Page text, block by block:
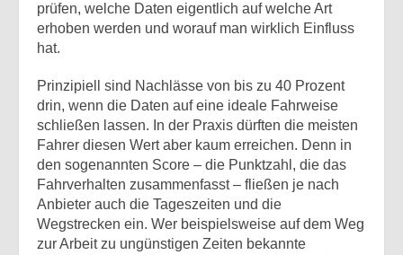
prüfen, welche Daten eigentlich auf welche Art
erhoben werden und worauf man wirklich Einfluss
hat.
Prinzipiell sind Nachlässe von bis zu 40 Prozent
drin, wenn die Daten auf eine ideale Fahrweise
schließen lassen. In der Praxis dürften die meisten
Fahrer diesen Wert aber kaum erreichen. Denn in
den sogenannten Score – die Punktzahl, die das
Fahrverhalten zusammenfasst – fließen je nach
Anbieter auch die Tageszeiten und die
Wegstrecken ein. Wer beispielsweise auf dem Weg
zur Arbeit zu ungünstigen Zeiten bekannte